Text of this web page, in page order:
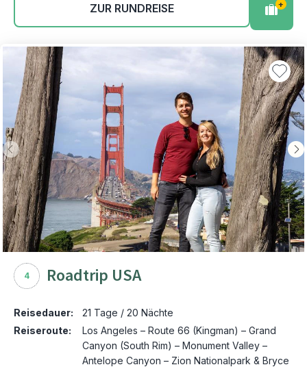
ZUR RUNDREISE +
4 Roadtrip USA
Reisedauer:
21 Tage / 20 Nächte
Reiseroute:
Los Angeles – Route 66 (Kingman) – Grand
Canyon (South Rim) – Monument Valley –
Antelope Canyon – Zion Nationalpark & Bryce